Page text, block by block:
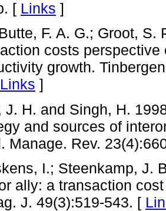
[ Links ]
F. A. G.; Groot, S.
costs
growth.
Links ]
J. H. and Singh, H.
and sources of
Manage. Rev.
I.; Steenkamp, J.
ally: a transaction
J. 49(3):519-543. [